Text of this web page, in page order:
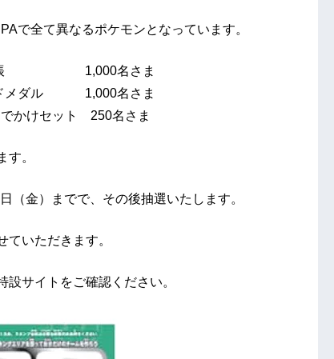
で全て異なるポケモンとなっています。
ール帳 1,000名さま
ドメダル 1,000名さま
かけセット 250名さま
。
金）までで、その後抽選いたします。
いただきます。
サイトをご確認ください。